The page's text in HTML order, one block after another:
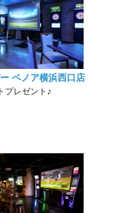
ベノア横浜西口店
プレゼント♪